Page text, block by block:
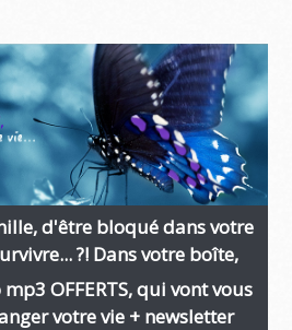
d'être bloqué dans votre
?! Dans votre boîte,
OFFERTS, qui vont vous
votre vie + newsletter